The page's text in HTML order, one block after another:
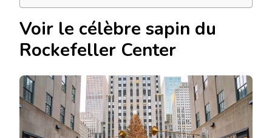
Voir le célèbre sapin du
Rockefeller Center